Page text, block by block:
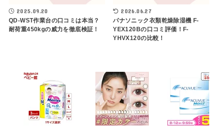
2025.09.20
QD-WST作業台の口コミは本当？
耐荷重450kgの威力を徹底検証！
2026.06.27
パナソニック衣類乾燥除湿機 F-
YEX120Bの口コミ評価！F-
YHVX120の比較！